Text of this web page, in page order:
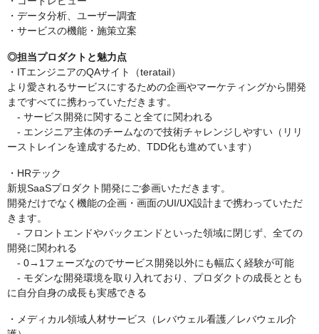
・データ分析、ユーザー調査
・サービスの機能・施策立案
◎担当プロダクトと魅力点
・ITエンジニアのQAサイト（teratail）
より愛されるサービスにするための企画やマーケティングから開発
まですべてに携わっていただきます。
‐ サービス開発に関すること全てに関われる
‐ エンジニア主体のチームなので技術チャレンジしやすい（リリ
ーストレインを達成するため、TDD化も進めています）
・HRテック
新規SaaSプロダクト開発にご参画いただきます。
開発だけでなく機能の企画・画面のUI/UX設計まで携わっていただ
きます。
‐ フロントエンドやバックエンドといった領域に閉じず、全ての
開発に関われる
‐ 0→1フェーズなのでサービス開発以外にも幅広く経験が可能
‐ モダンな開発環境を取り入れており、プロダクトの成長ととも
に自分自身の成長も実感できる
・メディカル領域人材サービス（レバウェル看護／レバウェル介